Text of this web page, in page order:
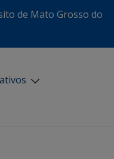
de Mato Grosso do